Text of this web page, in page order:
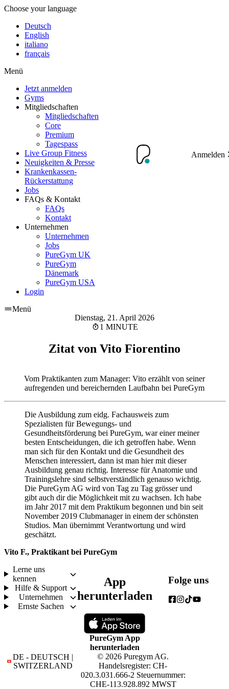
Choose your language
Deutsch
English
italiano
français
Menü
Jetzt anmelden
Gyms
Mitgliedschaften
Mitgliedschaften
Core
Premium
Tagespass
Live Group Fitness
Neuigkeiten & Presse
Krankenkassen-
Rückerstattung
Jobs
FAQs & Kontakt
FAQs
Kontakt
Unternehmen
Unternehmen
Jobs
PureGym UK
PureGym
Dänemark
PureGym USA
Login
Menü
Anmelden
Dienstag, 21. April 2026
1 MINUTE
Zitat von Vito Fiorentino
Vom Praktikanten zum Manager: Vito erzählt von seiner
aufregenden und bereichernden Laufbahn bei PureGym
Die Ausbildung zum eidg. Fachausweis zum
Spezialisten für Bewegungs- und
Gesundheitsförderung bei PureGym, war einer meiner
besten Entscheidungen, die ich getroffen habe. Wenn
man sich für den Kontakt und die Gesundheit des
Menschen interessiert, dann ist man hier mit dieser
Ausbildung genau richtig. Interesse für Anatomie und
Trainingslehre sind selbstverständlich genauso wichtig.
Die PureGym AG wird von Tag zu Tag grösser und
gibt auch dir die Möglichkeit mit zu wachsen. Ich habe
im Jahr 2017 mit dem Praktikum begonnen und bin seit
November 2019 Clubmanager in einem der schönsten
Studios. Man übernimmt Verantwortung und wird
geschätzt.
Vito F., Praktikant bei PureGym
Lerne uns
kennen
Hilfe & Support
Unternehmen
Ernste Sachen
App
herunterladen
PureGym App
herunterladen
Folge uns
DE - DEUTSCH |
SWITZERLAND
© 2026 Puregym AG.
Handelsregister: CH-
020.3.031.666-2 Steuernummer:
CHE-113.928.892 MWST